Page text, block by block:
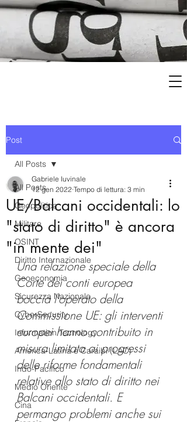
Post
All Posts
Geopolitica
Militare
OSINT
Diritto Internazionale
Geoeconomia
Sicurezza Nazionale
CyberSecurity
Information Tecnology
America-Latina e Caraibi (LAC)
Indo-Pacifico
Medio Oriente
Cina
All Posts
UE/Balcani occidentali: lo
"stato di diritto" è ancora
"in mente dei"
Gabriele Iuvinale
12 gen 2022 Tempo di lettura: 3 min
Una relazione speciale della
Corte dei conti europea
boccia l'operato della
Commissione UE: gli interventi
europei hanno contribuito in
misura limitata ai progressi
delle riforme fondamentali
relative allo stato di diritto nei
Balcani occidentali. E
permango problemi anche sui